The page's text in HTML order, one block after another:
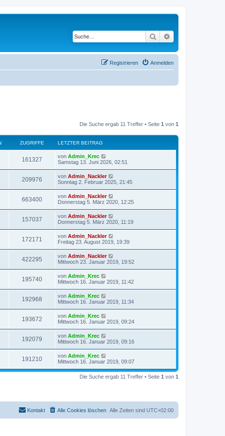
Suche
Anmelden
Registrieren
Die Suche ergab 11 Treffer • Seite 1 von 1
ZUGRIFFE LETZTER BEITRAG
161327 von Admin_Krec
Samstag 13. Juni 2026, 02:51
209976 von Admin_Nackler
Sonntag 2. Februar 2025, 21:45
663400 von Admin_Nackler
Donnerstag 5. März 2020, 12:25
157037 von Admin_Nackler
Donnerstag 5. März 2020, 11:19
172171 von Admin_Nackler
Freitag 23. August 2019, 19:39
422295 von Admin_Nackler
Mittwoch 23. Januar 2019, 19:52
195740 von Admin_Krec
Mittwoch 16. Januar 2019, 11:42
192968 von Admin_Krec
Mittwoch 16. Januar 2019, 11:34
193672 von Admin_Krec
Mittwoch 16. Januar 2019, 09:24
192079 von Admin_Krec
Mittwoch 16. Januar 2019, 09:16
191210 von Admin_Krec
Mittwoch 16. Januar 2019, 09:07
Die Suche ergab 11 Treffer • Seite 1 von 1
Alle Zeiten sind UTC+02:00
Alle Cookies löschen
Kontakt